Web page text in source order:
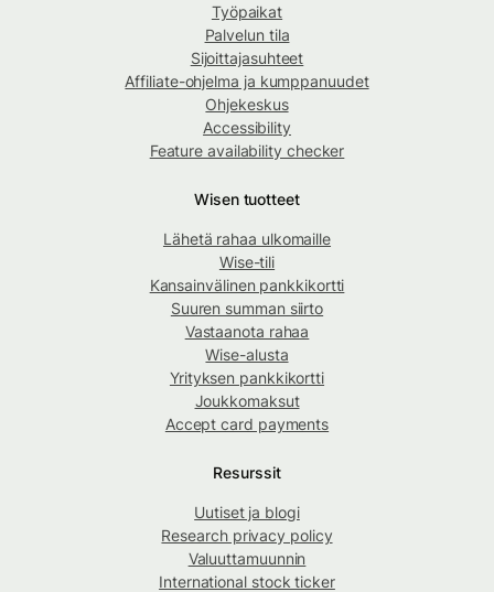
Työpaikat
Palvelun tila
Sijoittajasuhteet
Affiliate-ohjelma ja kumppanuudet
Ohjekeskus
Accessibility
Feature availability checker
Wisen tuotteet
Lähetä rahaa ulkomaille
Wise-tili
Kansainvälinen pankkikortti
Suuren summan siirto
Vastaanota rahaa
Wise-alusta
Yrityksen pankkikortti
Joukkomaksut
Accept card payments
Resurssit
Uutiset ja blogi
Research privacy policy
Valuuttamuunnin
International stock ticker